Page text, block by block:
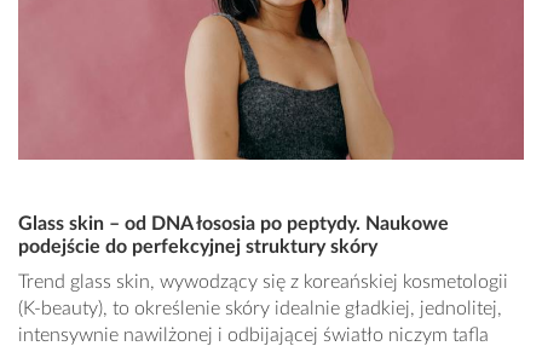
Glass skin – od DNA łososia po peptydy. Naukowe
podejście do perfekcyjnej struktury skóry
Trend glass skin, wywodzący się z koreańskiej kosmetologii
(K-beauty), to określenie skóry idealnie gładkiej, jednolitej,
intensywnie nawilżonej i odbijającej światło niczym tafla